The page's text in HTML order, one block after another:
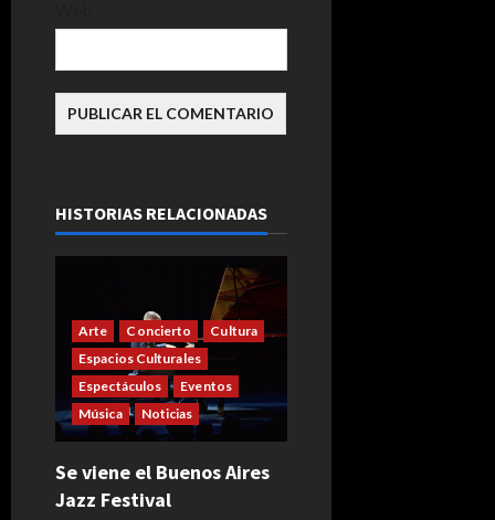
HISTORIAS RELACIONADAS
Arte Concierto
Cultura
Espacios Culturales
Espectáculos
Eventos
Música
Noticias
Se viene el Buenos Aires
Jazz Festival